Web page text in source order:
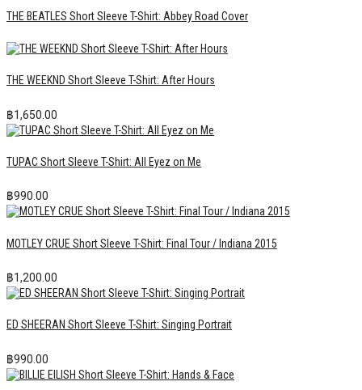
THE BEATLES Short Sleeve T-Shirt: Abbey Road Cover
THE WEEKND Short Sleeve T-Shirt: After Hours
฿1,650.00
TUPAC Short Sleeve T-Shirt: All Eyez on Me
฿990.00
MOTLEY CRUE Short Sleeve T-Shirt: Final Tour / Indiana 2015
฿1,200.00
ED SHEERAN Short Sleeve T-Shirt: Singing Portrait
฿990.00